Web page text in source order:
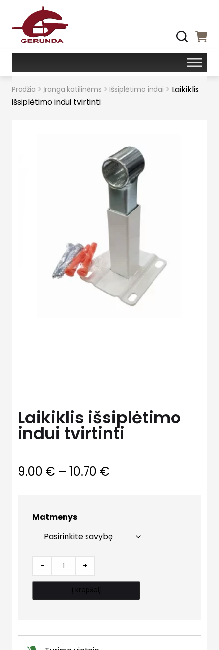
Pradžia > Įranga katilinėms > Išsiplėtimo indai > Laikiklis
išsiplėtimo indui tvirtinti
Laikiklis išsiplėtimo
indui tvirtinti
9.00 € – 10.70 €
10.70 €
Matmenys
išsiplėtimo
tvirtinti
- +
Į krepšelį